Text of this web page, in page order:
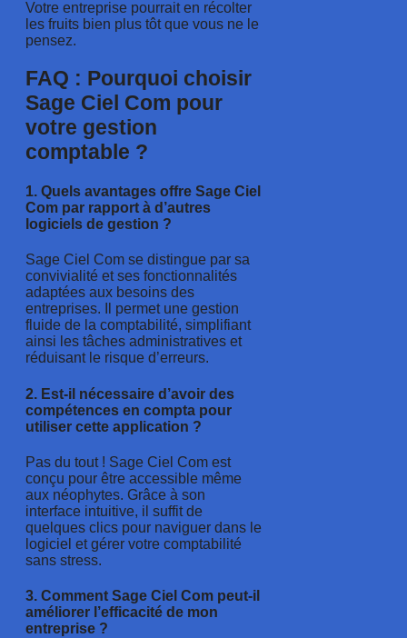
Votre entreprise pourrait en récolter
les fruits bien plus tôt que vous ne le
pensez.
FAQ : Pourquoi choisir
Sage Ciel Com pour
votre gestion
comptable ?
1. Quels avantages offre Sage Ciel
Com par rapport à d’autres
logiciels de gestion ?
Sage Ciel Com se distingue par sa
convivialité et ses fonctionnalités
adaptées aux besoins des
entreprises. Il permet une gestion
fluide de la comptabilité, simplifiant
ainsi les tâches administratives et
réduisant le risque d’erreurs.
2. Est-il nécessaire d’avoir des
compétences en compta pour
utiliser cette application ?
Pas du tout ! Sage Ciel Com est
conçu pour être accessible même
aux néophytes. Grâce à son
interface intuitive, il suffit de
quelques clics pour naviguer dans le
logiciel et gérer votre comptabilité
sans stress.
3. Comment Sage Ciel Com peut-il
améliorer l’efficacité de mon
entreprise ?